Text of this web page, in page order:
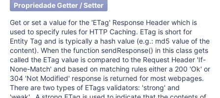
Propriedade Getter / Setter
Get or set a value for the 'ETag' Response Header which is
used to specify rules for HTTP Caching. ETag is short for
Entity Tag and is typically a hash value (e.g.: md5 value of the
content). When the function sendResponse() in this class gets
called the ETag value is compared to the Request Header 'If-
None-Match' and based on matching rules either a 200 'Ok' or
304 'Not Modified' response is returned for most webpages.
There are two types of ETags validators: 'strong' and